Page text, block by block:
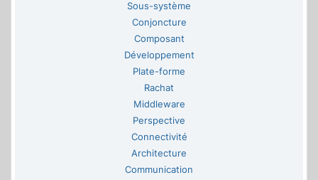
Sous-système
Conjoncture
Composant
Développement
Plate-forme
Rachat
Middleware
Perspective
Connectivité
Architecture
Communication